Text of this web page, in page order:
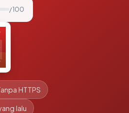
/ 100
HTTPS
lalu